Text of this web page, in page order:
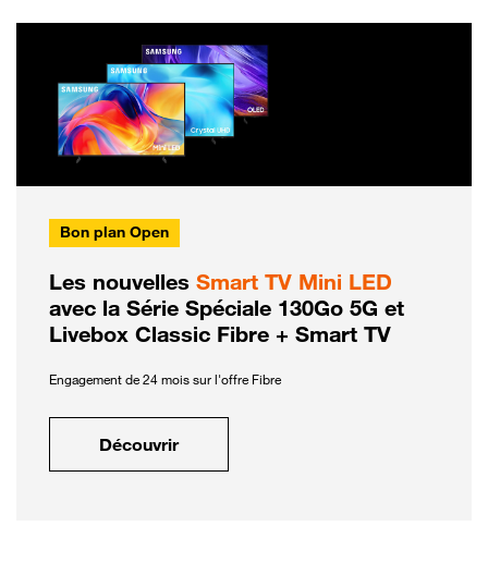
Bon plan Open
Les nouvelles Smart TV Mini LED
avec la Série Spéciale 130Go 5G et
Livebox Classic Fibre + Smart TV
Engagement de 24 mois sur l'offre Fibre
Découvrir